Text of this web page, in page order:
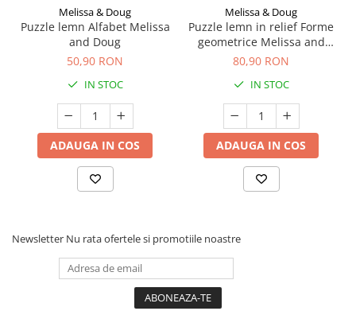
Melissa & Doug
Puzzle lemn Alfabet Melissa
and Doug
50,90 RON
IN STOC
ADAUGA IN COS
Melissa & Doug
Puzzle lemn in relief Forme
geometrice Melissa and
Doug
80,90 RON
IN STOC
ADAUGA IN COS
Newsletter Nu rata ofertele si promotiile noastre